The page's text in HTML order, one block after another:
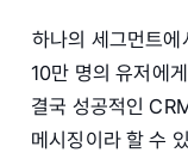
하나의 세그먼트
10만 명의 유저에
결국 성공적인
메시징이라 할 수